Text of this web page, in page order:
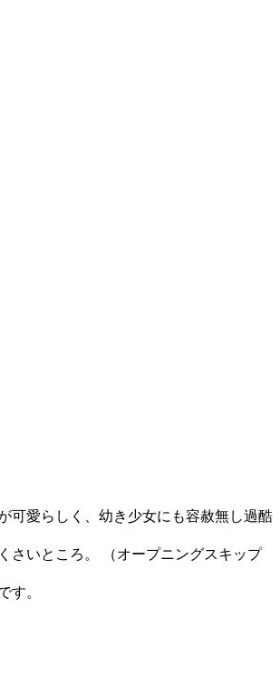
可愛らしく、幼き少女にも容赦無し過酷
さいところ。 （オープニングスキップ
す。